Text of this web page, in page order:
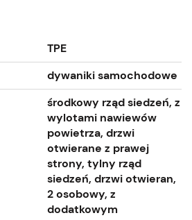
TPE
dywaniki samochodowe
środkowy rząd siedzeń, z
wylotami nawiewów
powietrza, drzwi
otwierane z prawej
strony, tylny rząd
siedzeń, drzwi otwieran,
2 osobowy, z
dodatkowym